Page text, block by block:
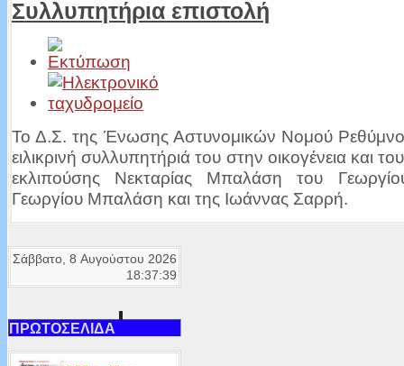
Συλλυπητήρια επιστολή
Το Δ.Σ. της Ένωσης Αστυνομικών Νομού
ειλικρινή συλλυπητήριά του στην οικογένεια και
εκλιπούσης Νεκταρίας Μπαλάση του
Γεωργίου Μπαλάση και της Ιωάννας Σαρρή.
Σάββατο, 8 Αυγούστου 2026
18:37:39
ΠΡΩΤΟΣΕΛΙΔΑ